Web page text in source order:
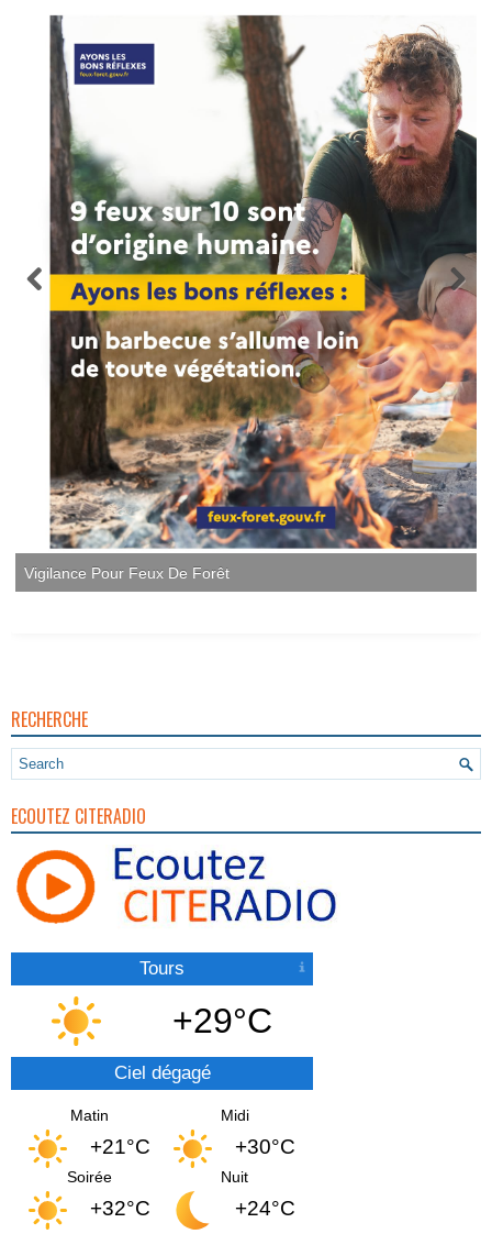
Vigilance Pour Feux De Forêt
RECHERCHE
ECOUTEZ CITERADIO
Tours
+29°C
Ciel dégagé
Matin
+21°C
Midi
+30°C
Soirée
+32°C
Nuit
+24°C